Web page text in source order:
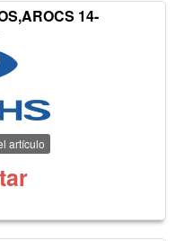
14-
artículo